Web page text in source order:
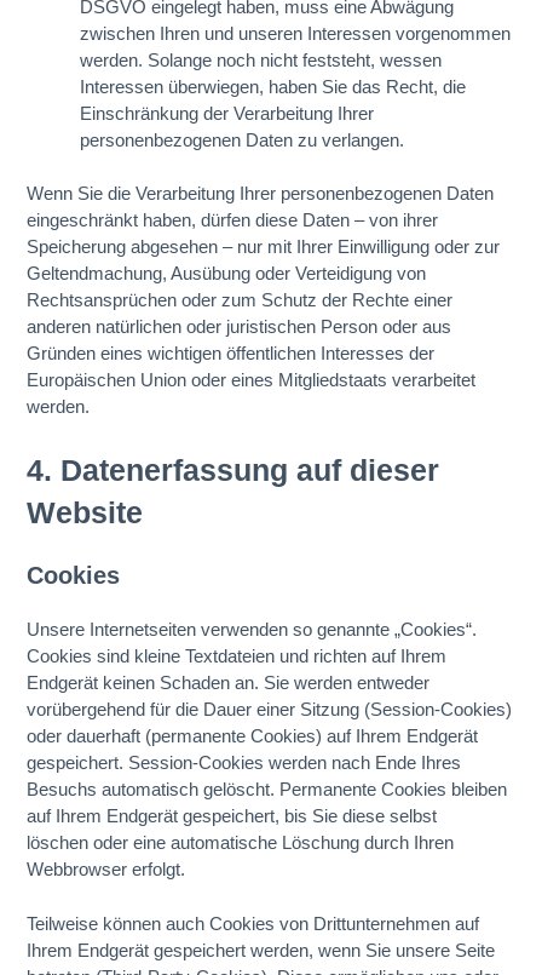
DSGVO eingelegt haben, muss eine Abwägung
zwischen Ihren und unseren Interessen vorgenommen
werden. Solange noch nicht feststeht, wessen
Interessen überwiegen, haben Sie das Recht, die
Einschränkung der Verarbeitung Ihrer
personenbezogenen Daten zu verlangen.
Wenn Sie die Verarbeitung Ihrer personenbezogenen Daten
eingeschränkt haben, dürfen diese Daten – von ihrer
Speicherung abgesehen – nur mit Ihrer Einwilligung oder zur
Geltendmachung, Ausübung oder Verteidigung von
Rechtsansprüchen oder zum Schutz der Rechte einer
anderen natürlichen oder juristischen Person oder aus
Gründen eines wichtigen öffentlichen Interesses der
Europäischen Union oder eines Mitgliedstaats verarbeitet
werden.
4. Datenerfassung auf dieser
Website
Cookies
Unsere Internetseiten verwenden so genannte „Cookies“.
Cookies sind kleine Textdateien und richten auf Ihrem
Endgerät keinen Schaden an. Sie werden entweder
vorübergehend für die Dauer einer Sitzung (Session-Cookies)
oder dauerhaft (permanente Cookies) auf Ihrem Endgerät
gespeichert. Session-Cookies werden nach Ende Ihres
Besuchs automatisch gelöscht. Permanente Cookies bleiben
auf Ihrem Endgerät gespeichert, bis Sie diese selbst
löschen oder eine automatische Löschung durch Ihren
Webbrowser erfolgt.
Teilweise können auch Cookies von Drittunternehmen auf
Ihrem Endgerät gespeichert werden, wenn Sie unsere Seite